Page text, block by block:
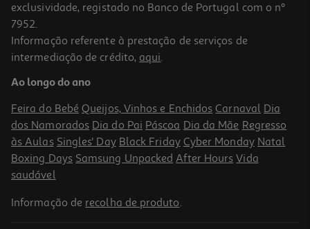
Espumante Fita Azul Celebration Reserva Seco 0.75l
8.25 €/Lt
6,19 €
exclusividade, registado no Banco de Portugal com o nº
7952.
Informação referente à prestação de serviços de
intermediação de crédito, aqui.
Ao longo do ano
Feira do Bebé Queijos, Vinhos e Enchidos Carnaval Dia
dos Namorados Dia do Pai Páscoa Dia da Mãe Regresso
às Aulas Singles' Day Black Friday Cyber Monday Natal
Boxing Days Samsung Unpacked After Hours Vida
saudável
Informação de recolha de produto.